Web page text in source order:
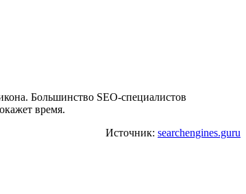
Большинство SEO-специалистов
время.
Источник: searchengines.guru